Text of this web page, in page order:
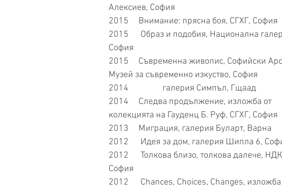
Алексиев, София
2015 Внимание: прясна боя, СГХГ, София
2015 Образ и подобия, Национална
София
2015 Съвременна живопис, Софийски
Музей за съвременно изкуство, София
2014 галерия Симпъл, Гщаад
2014 Следва продължение, изложба от
колекцията на Гауденц Б. Руф, СГХГ, София
2013 Миграция, галерия Буларт, Варна
2012 Идея за дом, галерия Шипла 6,
2012 Толкова близо, толкова далече,
София
2012 Chances, Choices, Changes, изложба